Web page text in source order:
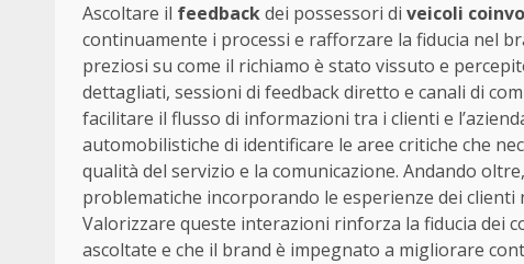
Ascoltare il feedbackdei possessori di veicoli
continuamente i processi e rafforzare la fiducia nel
preziosi su come il richiamo è stato vissuto e
dettagliati, sessioni di feedback diretto e canali di
facilitare il flusso di informazioni tra i clienti e
automobilistiche di identificare le aree critiche che
qualità del servizio e la comunicazione. Andando
problematiche incorporando le esperienze dei
Valorizzare queste interazioni rinforza la fiducia dei
ascoltate e che il brand è impegnato a migliorare